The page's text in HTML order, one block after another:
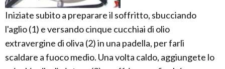
Iniziate subito a preparare il soffritto, sbucciando
l'aglio (1) e versando cinque cucchiai di olio
extravergine di oliva (2) in una padella, per farli
scaldare a fuoco medio. Una volta caldo, aggiungete lo